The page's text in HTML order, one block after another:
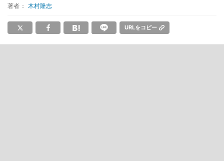
著者： 木村隆志
URLをコピー